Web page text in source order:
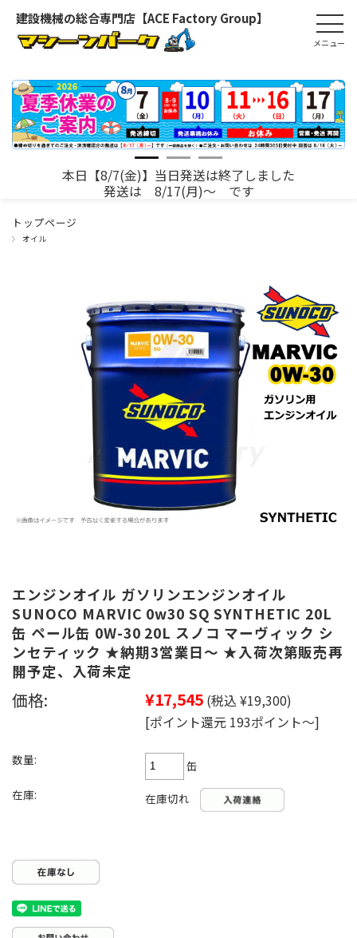
建設機械の総合専門店【ACE Factory Group】
本日【8/7(金)】当日発送は終了しました
発送は 8/17(月)～ です
トップページ
オイル
エンジンオイル ガソリンエンジンオイル
SUNOCO MARVIC 0w30 SQ SYNTHETIC 20L
缶 ペール缶 0W-30 20L スノコ マーヴィック シ
ンセティック ★納期3営業日～ ★入荷次第販売再
開予定、入荷未定
価格: ¥17,545 (税込 ¥19,300)
[ポイント還元 193ポイント～]
数量:
缶
在庫:
在庫切れ